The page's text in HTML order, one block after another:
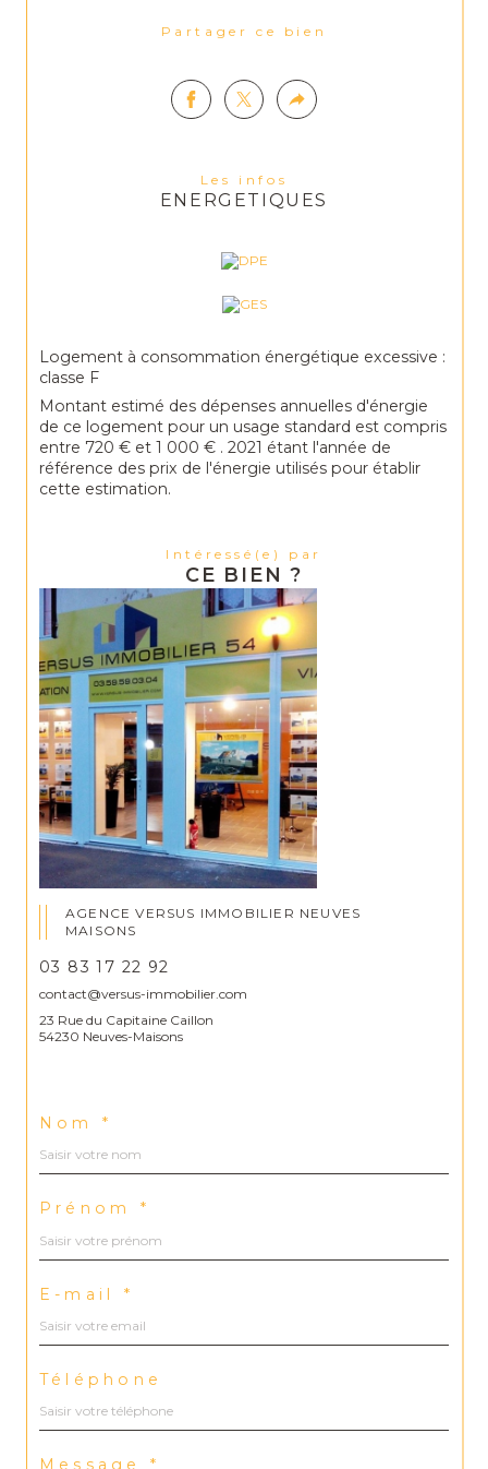
Partager ce bien
Les infos
ENERGETIQUES
Logement à consommation énergétique excessive :
classe F
Montant estimé des dépenses annuelles d'énergie
de ce logement pour un usage standard est compris
entre 720 € et 1 000 € . 2021 étant l'année de
référence des prix de l'énergie utilisés pour établir
cette estimation.
Intéressé(e) par
CE BIEN ?
AGENCE VERSUS IMMOBILIER NEUVES
MAISONS
03 83 17 22 92
contact@versus-immobilier.com
23 Rue du Capitaine Caillon
54230 Neuves-Maisons
Nom *
Prénom *
E-mail *
Téléphone
Message *